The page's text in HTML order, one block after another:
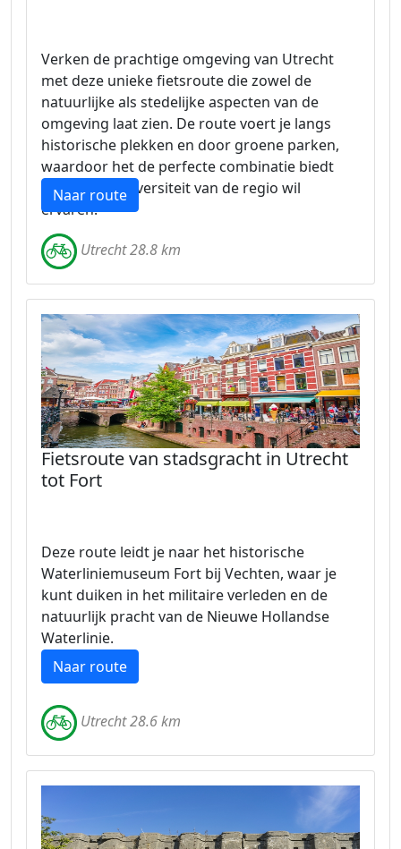
Verken de prachtige omgeving van Utrecht
met deze unieke fietsroute die zowel de
natuurlijke als stedelijke aspecten van de
omgeving laat zien. De route voert je langs
historische plekken en door groene parken,
waardoor het de perfecte combinatie biedt
voor wie de diversiteit van de regio wil
ervaren.
Naar route
Utrecht 28.8 km
Fietsroute van stadsgracht in Utrecht
tot Fort
Deze route leidt je naar het historische
Waterliniemuseum Fort bij Vechten, waar je
kunt duiken in het militaire verleden en de
natuurlijk pracht van de Nieuwe Hollandse
Waterlinie.
Naar route
Utrecht 28.6 km